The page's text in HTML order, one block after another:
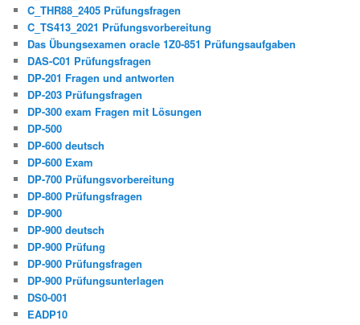
C_THR88_2405 Prüfungsfragen
C_TS413_2021 Prüfungsvorbereitung
Das Übungsexamen oracle 1Z0-851 Prüfungsaufgaben
DAS-C01 Prüfungsfragen
DP-201 Fragen und antworten
DP-203 Prüfungsfragen
DP-300 exam Fragen mit Lösungen
DP-500
DP-600 deutsch
DP-600 Exam
DP-700 Prüfungsvorbereitung
DP-800 Prüfungsfragen
DP-900
DP-900 deutsch
DP-900 Prüfung
DP-900 Prüfungsfragen
DP-900 Prüfungsunterlagen
DS0-001
EADP10